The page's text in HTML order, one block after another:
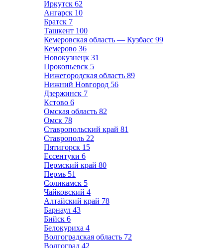
Иркутск 62
Ангарск 10
Братск 7
Ташкент 100
Кемеровская область — Кузбасс 99
Кемерово 36
Новокузнецк 31
Прокопьевск 5
Нижегородская область 89
Нижний Новгород 56
Дзержинск 7
Кстово 6
Омская область 82
Омск 78
Ставропольский край 81
Ставрополь 22
Пятигорск 15
Ессентуки 6
Пермский край 80
Пермь 51
Соликамск 5
Чайковский 4
Алтайский край 78
Барнаул 43
Бийск 6
Белокуриха 4
Волгоградская область 72
Волгоград 42